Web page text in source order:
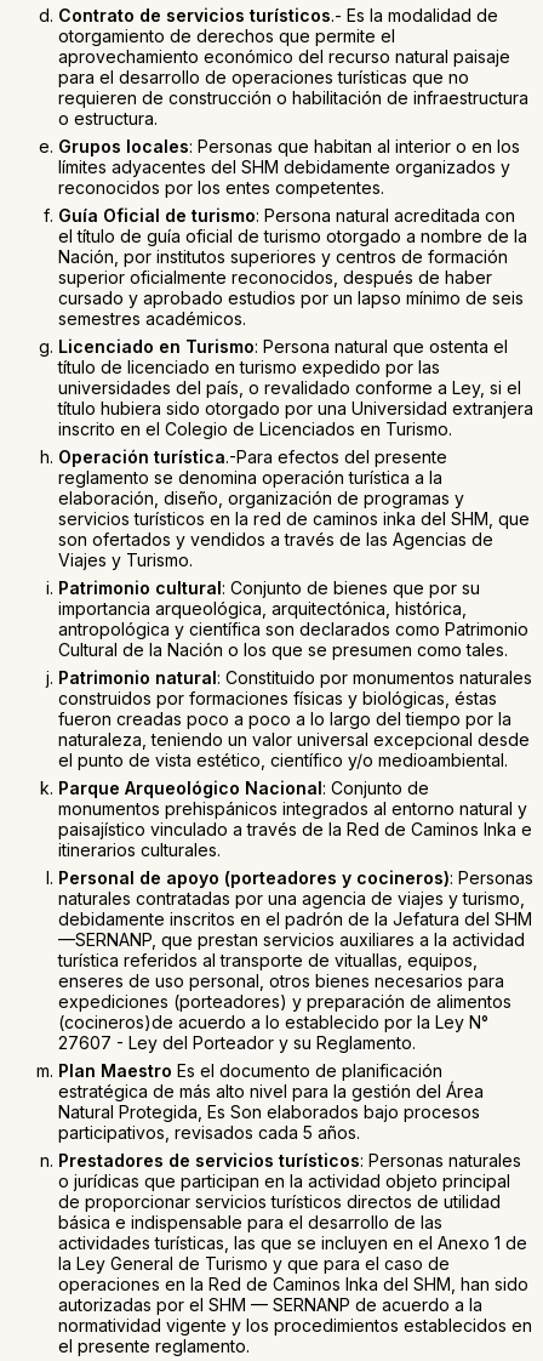
Contrato de servicios turísticos.- Es la modalidad de
otorgamiento de derechos que permite el
aprovechamiento económico del recurso natural paisaje
para el desarrollo de operaciones turísticas que no
requieren de construcción o habilitación de infraestructura
o estructura.
Grupos locales: Personas que habitan al interior o en los
límites adyacentes del SHM debidamente organizados y
reconocidos por los entes competentes.
Guía Oficial de turismo: Persona natural acreditada con
el título de guía oficial de turismo otorgado a nombre de la
Nación, por institutos superiores y centros de formación
superior oficialmente reconocidos, después de haber
cursado y aprobado estudios por un lapso mínimo de seis
semestres académicos.
Licenciado en Turismo: Persona natural que ostenta el
título de licenciado en turismo expedido por las
universidades del país, o revalidado conforme a Ley, si el
título hubiera sido otorgado por una Universidad extranjera
inscrito en el Colegio de Licenciados en Turismo.
Operación turística.-Para efectos del presente
reglamento se denomina operación turística a la
elaboración, diseño, organización de programas y
servicios turísticos en la red de caminos inka del SHM, que
son ofertados y vendidos a través de las Agencias de
Viajes y Turismo.
Patrimonio cultural: Conjunto de bienes que por su
importancia arqueológica, arquitectónica, histórica,
antropológica y científica son declarados como Patrimonio
Cultural de la Nación o los que se presumen como tales.
Patrimonio natural: Constituido por monumentos naturales
construidos por formaciones físicas y biológicas, éstas
fueron creadas poco a poco a lo largo del tiempo por la
naturaleza, teniendo un valor universal excepcional desde
el punto de vista estético, científico y/o medioambiental.
Parque Arqueológico Nacional: Conjunto de
monumentos prehispánicos integrados al entorno natural y
paisajístico vinculado a través de la Red de Caminos Inka e
itinerarios culturales.
Personal de apoyo (porteadores y cocineros): Personas
naturales contratadas por una agencia de viajes y turismo,
debidamente inscritos en el padrón de la Jefatura del SHM
—SERNANP, que prestan servicios auxiliares a la actividad
turística referidos al transporte de vituallas, equipos,
enseres de uso personal, otros bienes necesarios para
expediciones (porteadores) y preparación de alimentos
(cocineros)de acuerdo a lo establecido por la Ley N°
27607 - Ley del Porteador y su Reglamento.
Plan Maestro Es el documento de planificación
estratégica de más alto nivel para la gestión del Área
Natural Protegida, Es Son elaborados bajo procesos
participativos, revisados cada 5 años.
Prestadores de servicios turísticos: Personas naturales
o jurídicas que participan en la actividad objeto principal
de proporcionar servicios turísticos directos de utilidad
básica e indispensable para el desarrollo de las
actividades turísticas, las que se incluyen en el Anexo 1 de
la Ley General de Turismo y que para el caso de
operaciones en la Red de Caminos Inka del SHM, han sido
autorizadas por el SHM — SERNANP de acuerdo a la
normatividad vigente y los procedimientos establecidos en
el presente reglamento.